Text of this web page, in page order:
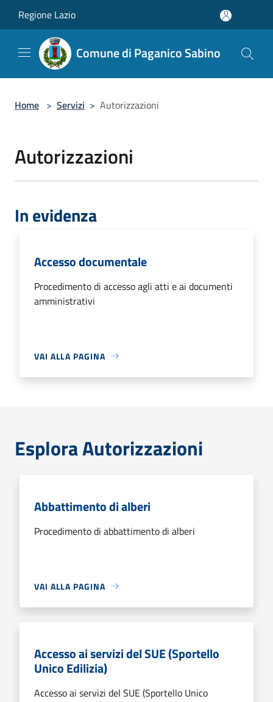
Regione Lazio
Comune di Paganico Sabino
Home > Servizi > Autorizzazioni
Autorizzazioni
In evidenza
Accesso documentale
Procedimento di accesso agli atti e ai documenti
amministrativi
VAI ALLA PAGINA
Esplora Autorizzazioni
Abbattimento di alberi
Procedimento di abbattimento di alberi
VAI ALLA PAGINA
Accesso ai servizi del SUE (Sportello
Unico Edilizia)
Accesso ai servizi del SUE (Sportello Unico